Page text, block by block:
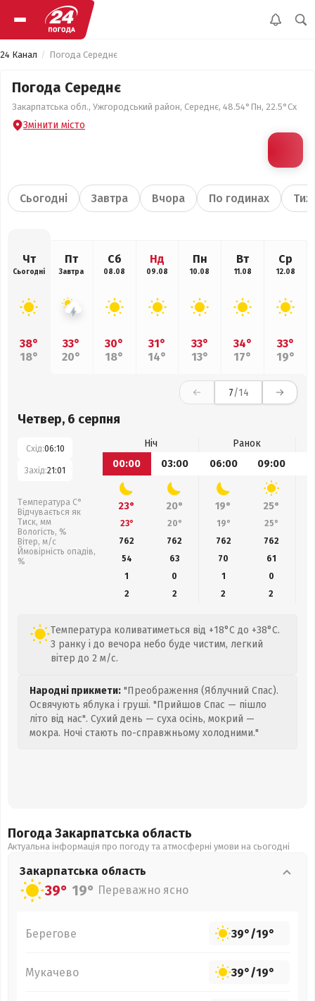
24 Канал Погода Середнє
Погода Середнє
Закарпатська обл., Ужгородський район, Середнє, 48.54°Пн, 22.5°Сх
Змінити місто
Сьогодні Завтра Вчора По годинах
Чт
Сьогодні
38°
18°
Пт
Завтра
33°
20°
Сб
08.08
30°
18°
Нд
09.08
31°
14°
Пн
10.08
33°
13°
Вт
11.08
34°
17°
Ср
12.08
33°
19°
7/14
Четвер, 6 серпня
Схід:06:10
Захід:21:01
Температура С°
Відчувається як
Тиск, мм
Вологість, %
Вітер, м/с
Ймовірність опадів,
%
Ніч
Ранок
00:00
03:00 06:00 09:00
23° 20° 19° 25°
23° 20° 19° 25°
762
762 762 762
54
63 70 61
1
0 1
0
2
2 2 2
Температура коливатиметься від +18°C до +38°C.
З ранку і до вечора небо буде чистим, легкий
вітер до 2 м/с.
Народні прикмети: "Преображення (Яблучний Спас).
Освячують яблука і груші. "Прийшов Спас — пішло
літо від нас". Сухий день — суха осінь, мокрий —
мокра. Ночі стають по-справжньому холодними."
Погода Закарпатська область
Актуальна інформація про погоду та атмосферні умови на сьогодні
Закарпатська область
39° 19° Переважно ясно
Берегове 39°/19°
Мукачево 39°/19°